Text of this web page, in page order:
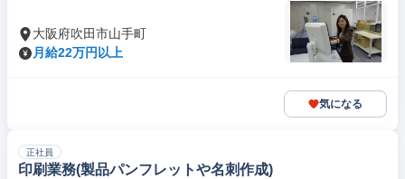
大阪府吹田市山手町
月給22万円以上
気になる
正社員
印刷業務(製品パンフレットや名刺作成)